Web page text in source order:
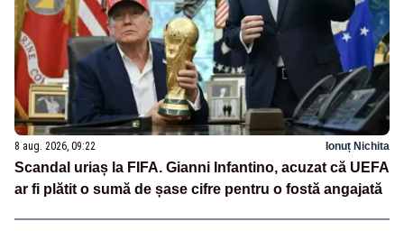
8 aug. 2026, 09:22 Ionuț Nichita
Scandal uriaș la FIFA. Gianni Infantino, acuzat că UEFA
ar fi plătit o sumă de șase cifre pentru o fostă angajată